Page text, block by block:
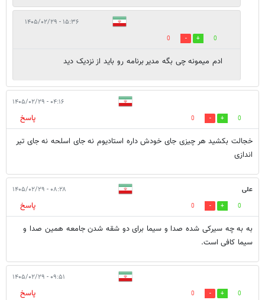
۱۵:۳۶ - ۱۴۰۵/۰۲/۲۹
0
0
ادم میمونه چی بگه مدیر برنامه رو باید از نزدیک دید
۰۴:۱۶ - ۱۴۰۵/۰۲/۲۹
0
0
پاسخ
خجالت بکشید هر چیزی جای خودش داره استادیوم نه جای اسلحه نه جای تیر
اندازی
علی ۰۸:۲۸ - ۱۴۰۵/۰۲/۲۹
0
0
پاسخ
به به چه سیرکی شده صدا و سیما برای دو شقه شدن جامعه همین صدا و
سیما کافی است.
۰۹:۵۱ - ۱۴۰۵/۰۲/۲۹
0
0
پاسخ